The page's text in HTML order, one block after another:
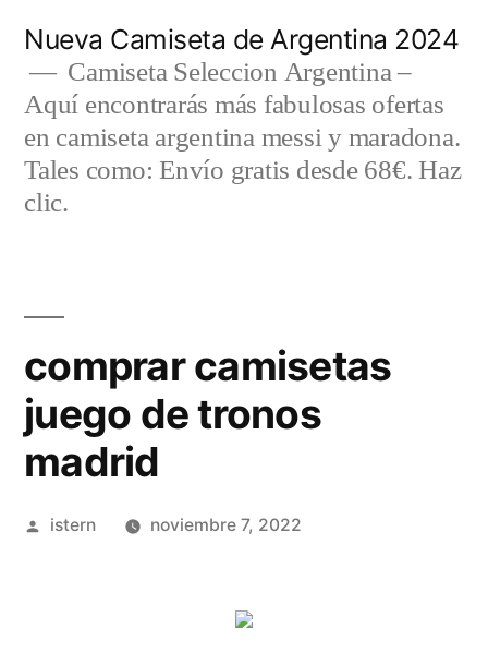
contenido
Nueva Camiseta de Argentina 2024
Camiseta Seleccion Argentina –
Aquí encontrarás más fabulosas ofertas
en camiseta argentina messi y maradona.
Tales como: Envío gratis desde 68€. Haz
clic.
comprar camisetas
juego de tronos
madrid
Publicado
istern noviembre 7, 2022